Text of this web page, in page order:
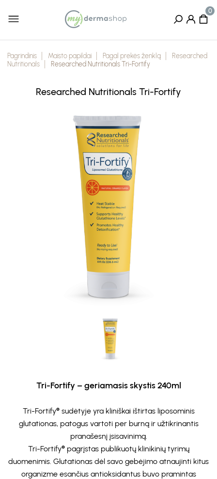
Pagrindinis Maisto papildai Pagal prekės ženklą
Researched
Nutritionals
Researched Nutritionals Tri-Fortify
Researched Nutritionals Tri-Fortify
Tri-Fortify – geriamasis skystis 240ml
Tri-Fortify® sudėtyje yra kliniškai ištirtas liposominis
glutationas, patogus vartoti per burną ir užtikrinantis
pranašesnį įsisavinimą.
Tri-Fortify® pagrįstas publikuotų klinikinių tyrimų
duomenimis. Glutationas dėl savo gebėjimo atnaujinti kitus
organizme esančius antioksidantus buvo pramintas